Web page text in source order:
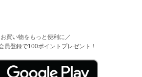
買い物をもっと便利に／
員登録で100ポイントプレゼント！